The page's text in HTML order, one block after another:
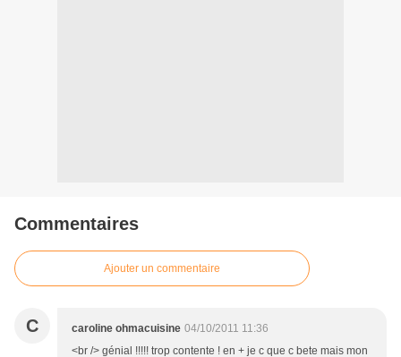
Commentaires
Ajouter un commentaire
C caroline ohmacuisine 04/10/2011 11:36
<br /> génial !!!!! trop contente ! en + je c que c bete mais mon